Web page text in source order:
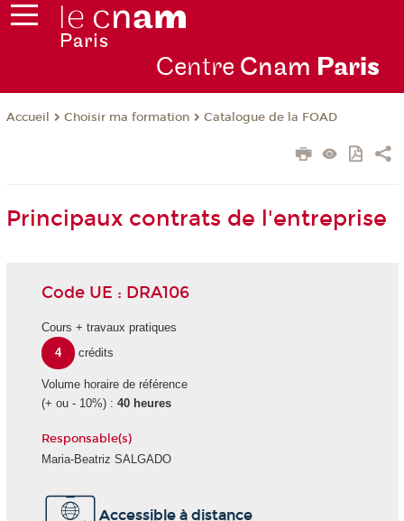
Centre Cnam Paris
Accueil Choisir ma formation Catalogue de la FOAD
Principaux contrats de l'entreprise
Code UE : DRA106
Cours + travaux pratiques
4
crédits
Volume horaire de référence
(+ ou - 10%) : 40 heures
Responsable(s)
Maria-Beatriz SALGADO
Accessible à distance